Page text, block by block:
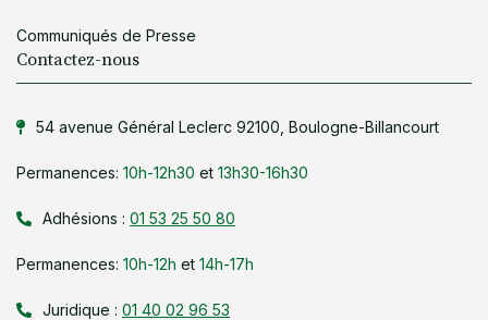
Communiqués de Presse
Contactez-nous
54 avenue Général Leclerc 92100, Boulogne-Billancourt
Permanences: 10h-12h30 et 13h30-16h30
Adhésions : 01 53 25 50 80
Permanences: 10h-12h et 14h-17h
Juridique : 01 40 02 96 53